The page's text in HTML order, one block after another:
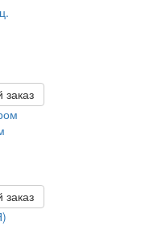
заказ
заказ